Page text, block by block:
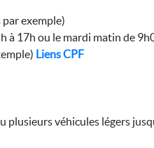
par exemple)
à 17h ou le mardi matin de
Liens CPF
véhicules légers